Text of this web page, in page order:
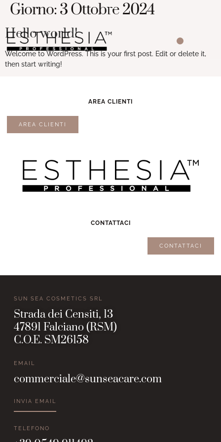
IT
Giorno:3 Ottobre 2024
Hello world!
Welcome to WordPress. This is your first post. Edit or delete it,
then start writing!
AREA CLIENTI
AREA CLIENTI
CONTATTACI
CONTATTACI
SUN SEA COSMETICS SRL
Strada dei Censiti, 13
47891 Falciano (RSM)
C.O.E. SM26158
EMAIL
commerciale@sunseacare.com
INVIA EMAIL
TELEFONO